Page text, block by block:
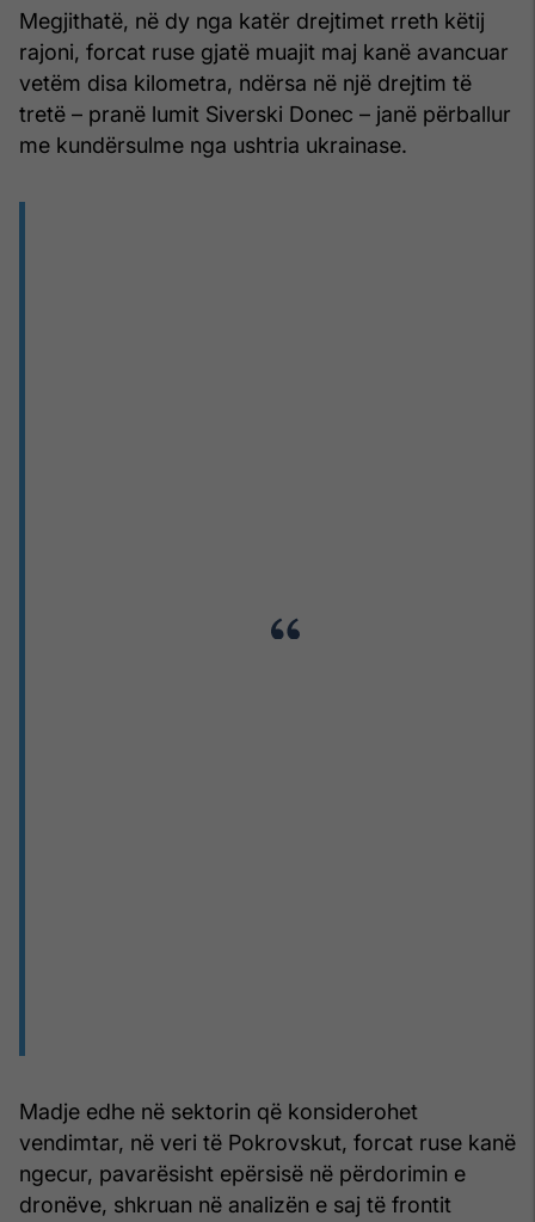
Megjithatë, në dy nga katër drejtimet rreth këtij
rajoni, forcat ruse gjatë muajit maj kanë avancuar
vetëm disa kilometra, ndërsa në një drejtim të
tretë – pranë lumit Siverski Donec – janë përballur
me kundërsulme nga ushtria ukrainase.
Madje edhe në sektorin që konsiderohet
vendimtar, në veri të Pokrovskut, forcat ruse kanë
ngecur, pavarësisht epërsisë në përdorimin e
dronëve, shkruan në analizën e saj të frontit